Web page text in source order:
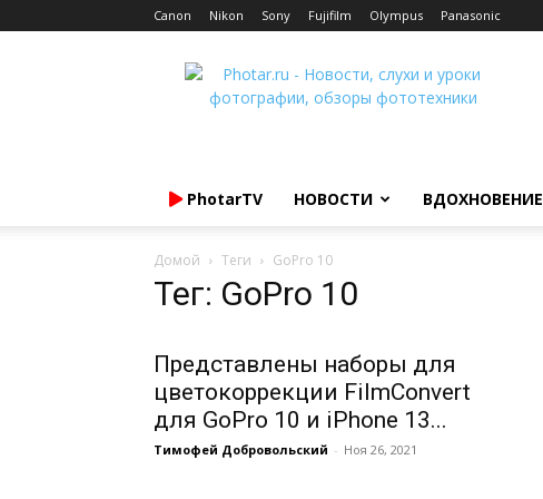
Canon Nikon Sony Fujifilm Olympus Panasonic
Photar.ru
PhotarTV НОВОСТИ ВДОХНОВЕНИЕ
Домой Теги GoPro 10
Тег: GoPro 10
Представлены наборы для
цветокоррекции FilmConvert
для GoPro 10 и iPhone 13...
Тимофей Добровольский - Ноя 26, 2021